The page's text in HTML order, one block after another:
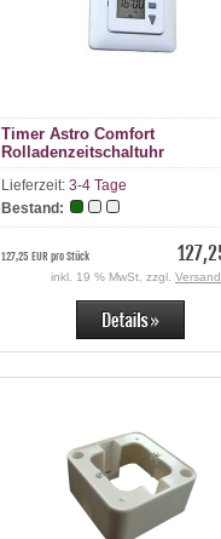
Timer Astro Comfort
Rolladenzeitschaltuhr
Lieferzeit: 3-4 Tage
Bestand:
127,25 EUR pro Stück
inkl. 19 % MwSt. zzgl.